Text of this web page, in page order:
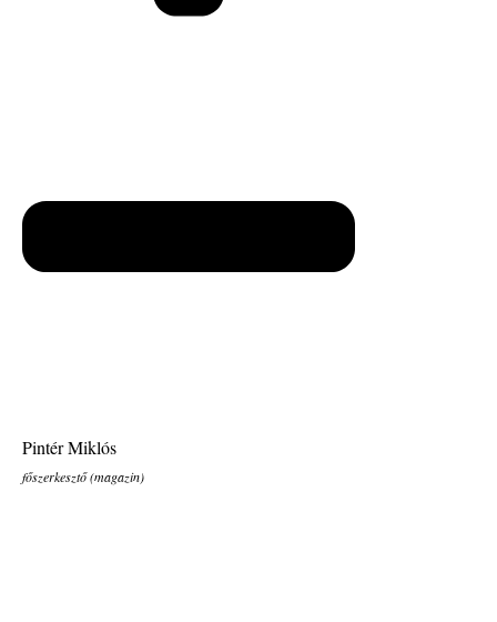
Pintér Miklós
főszerkesztő (magazin)